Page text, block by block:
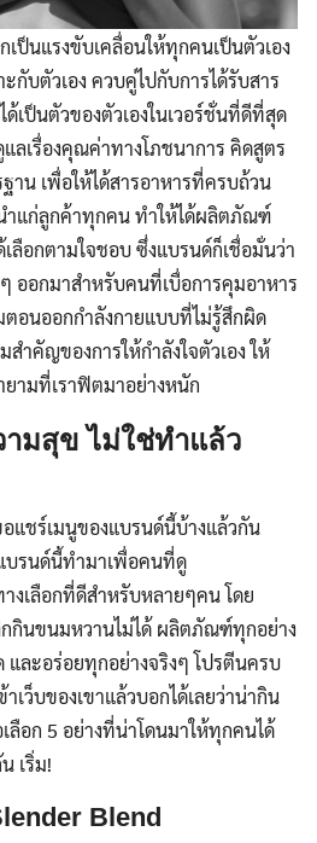
ป็นแรงขับเคลื่อนให้ทุกคนเป็นตัวเอง
กับตัวเอง ควบคู่ไปกับการได้รับสาร
เป็นตัวของตัวเองในเวอร์ชั่นที่ดีที่สุด
ลเรื่องคุณค่าทางโภชนาการ คิดสูตร
าน เพื่อให้ได้สารอาหารที่ครบถ้วน
ำแก่ลูกค้าทุกคน ทำให้ได้ผลิตภัณฑ์
ลือกตามใจชอบ ซึ่งแบรนด์ก็เชื่อมั่นว่า
ออกมาสำหรับคนที่เบื่อการคุมอาหาร
อนออกกำลังกายแบบที่ไม่รู้สึกผิด
ำคัญของการให้กำลังใจตัวเอง ให้
ยามที่เราฟิตมาอย่างหนัก
มสุข ไม่ใช่ทำแล้ว
แชร์เมนูของแบรนด์นี้บ้างแล้วกัน
บรนด์นี้ทำมาเพื่อคนที่ดู
งเลือกที่ดีสำหรับหลายๆคน โดย
กินขนมหวานไม่ได้ ผลิตภัณฑ์ทุกอย่าง
ละอร่อยทุกอย่างจริงๆ โปรตีนครบ
เว็บของเขาแล้วบอกได้เลยว่าน่ากิน
ลือก 5 อย่างที่น่าโดนมาให้ทุกคนได้
เริ่ม!
Blend